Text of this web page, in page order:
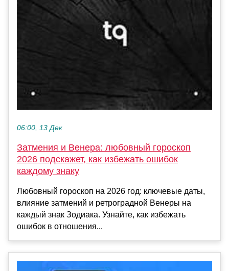
06:00, 13 Дек
Затмения и Венера: любовный гороскоп
2026 подскажет, как избежать ошибок
каждому знаку
Любовный гороскоп на 2026 год: ключевые даты,
влияние затмений и ретроградной Венеры на
каждый знак Зодиака. Узнайте, как избежать
ошибок в отношения...